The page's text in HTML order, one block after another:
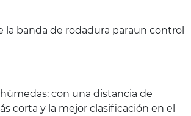
la banda de rodadura paraun control
con una distancia de
corta y la mejor clasificación en el